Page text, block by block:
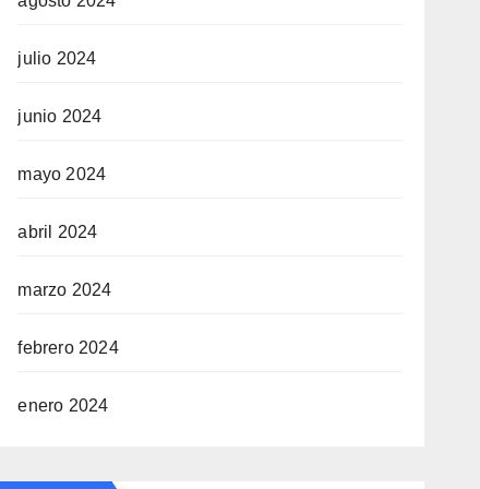
julio 2024
junio 2024
mayo 2024
abril 2024
marzo 2024
febrero 2024
enero 2024